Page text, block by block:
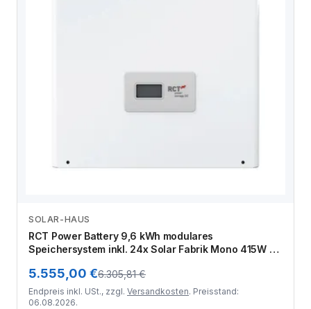
SOLAR-HAUS
RCT Power Battery 9,6 kWh modulares
Speichersystem inkl. 24x Solar Fabrik Mono 415W S4
Unterkonstruktion
5.555,00 €6.305,81 €
Endpreis inkl. USt., zzgl. Versandkosten. Preisstand:
06.08.2026.